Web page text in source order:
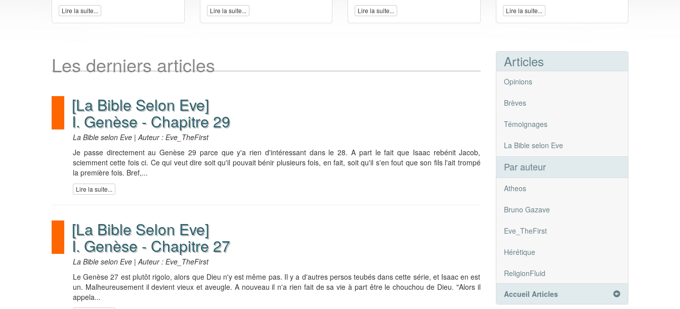
Lire la suite... Lire la suite... Lire la suite... Lire la suite...
Les derniers articles
[La Bible Selon Eve]
I. Genèse - Chapitre 29
La Bible selon Eve | Auteur : Eve_TheFirst
Je passe directement au Genèse 29 parce que y'a rien d'intéressant dans le 28. A part le fait que Isaac rebénit Jacob,
sciemment cette fois ci. Ce qui veut dire soit qu'il pouvait bénir plusieurs fois, en fait, soit qu'il s'en fout que son fils l'ait trompé
la première fois. Bref,...
Lire la suite...
[La Bible Selon Eve]
I. Genèse - Chapitre 27
La Bible selon Eve | Auteur : Eve_TheFirst
Le Genèse 27 est plutôt rigolo, alors que Dieu n'y est même pas. Il y a d'autres persos teubés dans cette série, et Isaac en est
un. Malheureusement il devient vieux et aveugle. A nouveau il n'a rien fait de sa vie à part être le chouchou de Dieu. "Alors il
appela...
Articles
Opinions
Brèves
Témoignages
La Bible selon Eve
Par auteur
Atheos
Bruno Gazave
Eve_TheFirst
Hérétique
ReligionFluid
Accueil Articles